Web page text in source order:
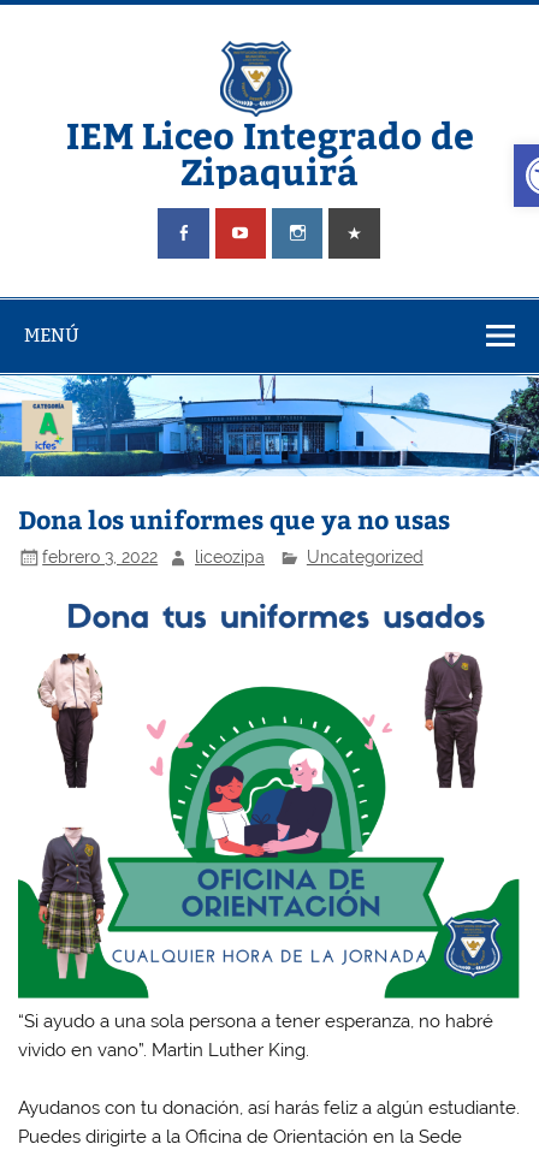
Saltar
IEM Liceo Integrado de
Zipaquirá
Pagina del Liceo Integrado Zipaquira
MENÚ
Dona los uniformes que ya no usas
febrero 3, 2022 liceozipa Uncategorized
“Si ayudo a una sola persona a tener esperanza, no habré
vivido en vano”. Martin Luther King.
Ayudanos con tu donación, así harás feliz a algún estudiante.
Puedes dirigirte a la Oficina de Orientación en la Sede